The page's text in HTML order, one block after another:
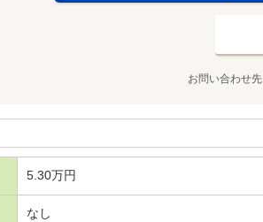
お問い合わせ先
5.30万円
なし